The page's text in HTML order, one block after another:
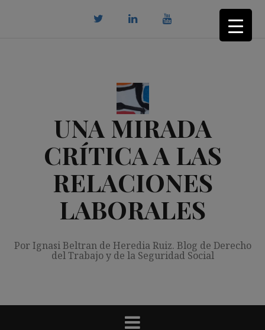
UNA MIRADA
CRÍTICA A LAS
RELACIONES
LABORALES
Por Ignasi Beltran de Heredia Ruiz. Blog de Derecho
del Trabajo y de la Seguridad Social